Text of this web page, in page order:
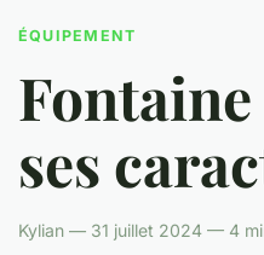
ÉQUIPEMENT
Fontaine
ses
Kylian — 31 juillet 2024 — 4